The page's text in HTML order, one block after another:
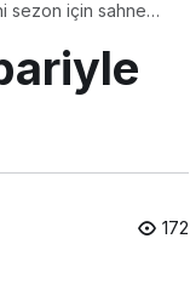
sezon için sahne
172